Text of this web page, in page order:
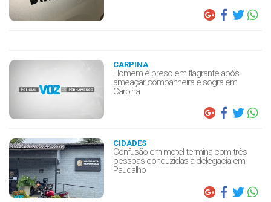
CARPINA
Homem é preso em flagrante após
ameaçar companheira e sogra em
Carpina
CIDADES
Confusão em motel termina com três
pessoas conduzidas à delegacia em
Paudalho